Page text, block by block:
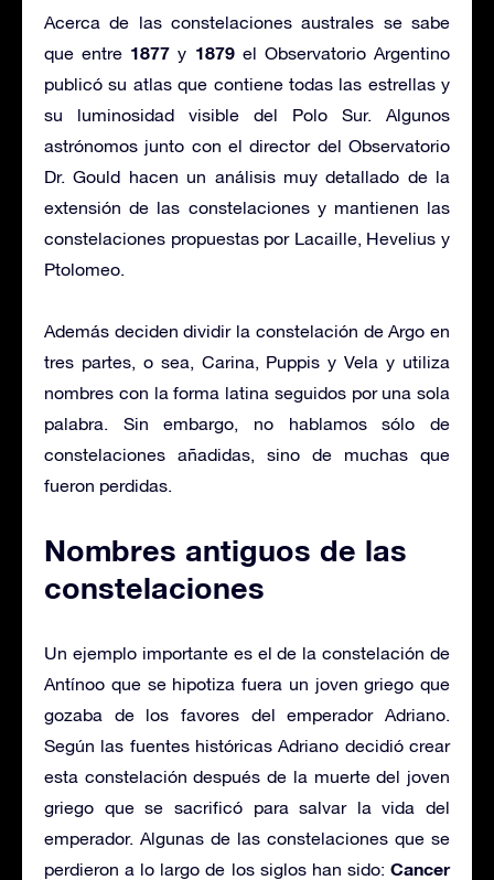
Acerca de las constelaciones australes se sabe
que entre 1877 y 1879el Observatorio Argentino
publicó su atlas que contiene todas las estrellas y
su luminosidad visible del Polo Sur. Algunos
astrónomos junto con el director del Observatorio
Dr. Gould hacen un análisis muy detallado de la
extensión de las constelaciones y mantienen las
constelaciones propuestas por Lacaille, Hevelius y
Ptolomeo.
Además deciden dividir la constelación de Argo en
tres partes, o sea, Carina, Puppis y Vela y utiliza
nombres con la forma latina seguidos por una sola
palabra. Sin embargo, no hablamos sólo de
constelaciones añadidas, sino de muchas que
fueron perdidas.
Nombres antiguos de las
constelaciones
Un ejemplo importante es el de la constelación de
Antínoo que se hipotiza fuera un joven griego que
gozaba de los favores del emperador Adriano.
Según las fuentes históricas Adriano decidió crear
esta constelación después de la muerte del joven
griego que se sacrificó para salvar la vida del
emperador. Algunas de las constelaciones que se
perdieron a lo largo de los siglos han sido: Cancer